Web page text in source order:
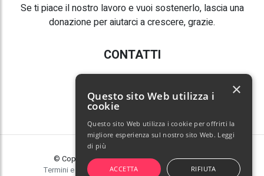
Se ti piace il nostro lavoro e vuoi sostenerlo, lascia una
donazione per aiutarci a crescere, grazie.
CONTATTI
E-mail:info@poochy.it
© Copyright 2026 Poochy. Tutti i diritti riservati.
Termini e condizioni|Privacy policy |Gestisci cookie
Questo sito Web utilizza i
cookie
Questo sito Web utilizza i cookie per offrirti la
migliore esperienza sul nostro sito Web. Leggi
di più
ACCETTA RIFIUTA
×